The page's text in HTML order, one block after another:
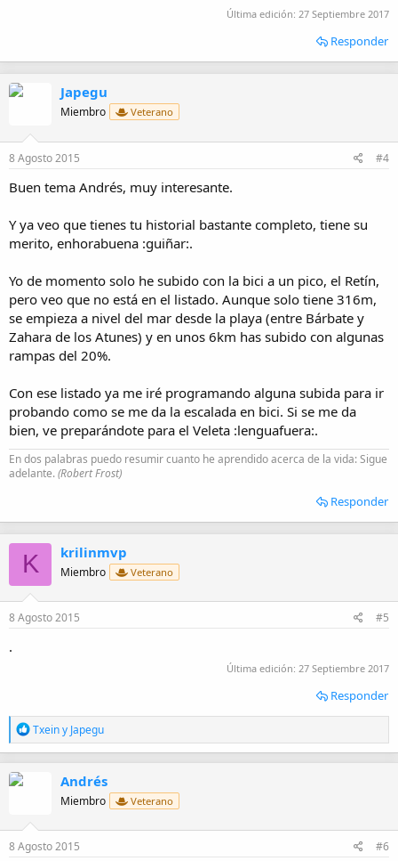
Última edición: 27 Septiembre 2017
Responder
Japegu
Miembro Veterano
8 Agosto 2015 #4
Buen tema Andrés, muy interesante.
Y ya veo que tienes tu historial bastante completo, tiene su
merito, enhorabuena :guiñar:.
Yo de momento solo he subido con la bici a un pico, el Retín,
pero veo que no está en el listado. Aunque solo tiene 316m,
se empieza a nivel del mar desde la playa (entre Bárbate y
Zahara de los Atunes) y en unos 6km has subido con algunas
rampas del 20%.
Con ese listado ya me iré programando alguna subida para ir
probando como se me da la escalada en bici. Si se me da
bien, ve preparándote para el Veleta :lenguafuera:.
En dos palabras puedo resumir cuanto he aprendido acerca de la vida: Sigue
adelante.(Robert Frost)
Responder
K krilinmvp
Miembro Veterano
8 Agosto 2015 #5
.
Última edición: 27 Septiembre 2017
Responder
R
e
a
n
e
Txeiny Japegu
Andrés
Miembro Veterano
8 Agosto 2015 #6